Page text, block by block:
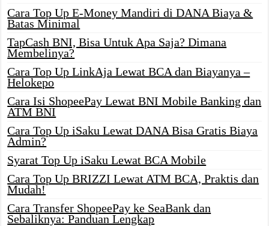
Cara Top Up E-Money Mandiri di DANA Biaya &
Batas Minimal
TapCash BNI, Bisa Untuk Apa Saja? Dimana
Membelinya?
Cara Top Up LinkAja Lewat BCA dan Biayanya –
Helokepo
Cara Isi ShopeePay Lewat BNI Mobile Banking dan
ATM BNI
Cara Top Up iSaku Lewat DANA Bisa Gratis Biaya
Admin?
Syarat Top Up iSaku Lewat BCA Mobile
Cara Top Up BRIZZI Lewat ATM BCA, Praktis dan
Mudah!
Cara Transfer ShopeePay ke SeaBank dan
Sebaliknya: Panduan Lengkap